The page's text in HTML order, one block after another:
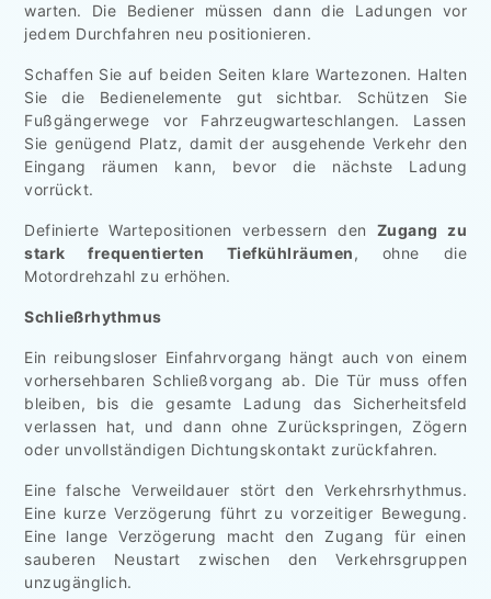
warten. Die Bediener müssen dann die Ladungen vor
jedem Durchfahren neu positionieren.
Schaffen Sie auf beiden Seiten klare Wartezonen. Halten
Sie die Bedienelemente gut sichtbar. Schützen Sie
Fußgängerwege vor Fahrzeugwarteschlangen. Lassen
Sie genügend Platz, damit der ausgehende Verkehr den
Eingang räumen kann, bevor die nächste Ladung
vorrückt.
Definierte Wartepositionen verbessern den Zugang zu
stark frequentierten Tiefkühlräumen, ohne die
Motordrehzahl zu erhöhen.
Schließrhythmus
Ein reibungsloser Einfahrvorgang hängt auch von einem
vorhersehbaren Schließvorgang ab. Die Tür muss offen
bleiben, bis die gesamte Ladung das Sicherheitsfeld
verlassen hat, und dann ohne Zurückspringen, Zögern
oder unvollständigen Dichtungskontakt zurückfahren.
Eine falsche Verweildauer stört den Verkehrsrhythmus.
Eine kurze Verzögerung führt zu vorzeitiger Bewegung.
Eine lange Verzögerung macht den Zugang für einen
sauberen Neustart zwischen den Verkehrsgruppen
unzugänglich.